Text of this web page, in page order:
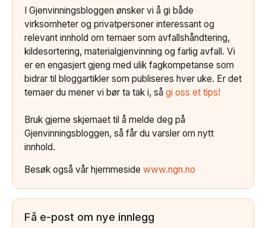
I Gjenvinningsbloggen ønsker vi å gi både
virksomheter og privatpersoner interessant og
relevant innhold om temaer som avfallshåndtering,
kildesortering, materialgjenvinning og farlig avfall. Vi
er en engasjert gjeng med ulik fagkompetanse som
bidrar til bloggartikler som publiseres hver uke. Er det
temaer du mener vi bør ta tak i, så gi oss et tips!
Bruk gjerne skjemaet til å melde deg på
Gjenvinningsbloggen, så får du varsler om nytt
innhold.
Besøk også vår hjemmeside www.ngn.no
Få e-post om nye innlegg